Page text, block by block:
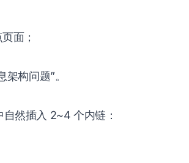
面；
构问题”。
然插入 2~4 个内链：